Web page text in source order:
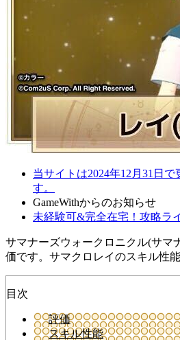
当サイトは2024年12月31日
す。
GameWithからのお知らせ
未経験可&完全在宅！攻略ラ
サマナーズウォークロニクル(サマ
価です。サマクロレイのスキル性
目次
評価
スキル性能